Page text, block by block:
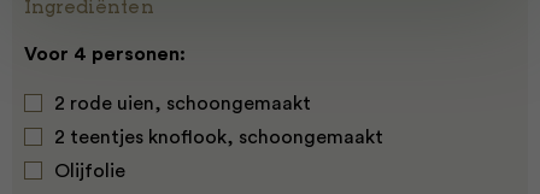
Ingrediënten
Voor 4 personen:
2 rode uien, schoongemaakt
2 teentjes knoflook, schoongemaakt
Olijfolie